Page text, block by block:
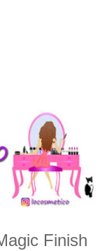
Finish